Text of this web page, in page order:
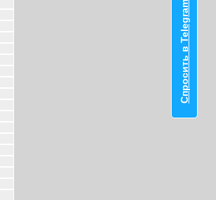
Спросить в Telegram